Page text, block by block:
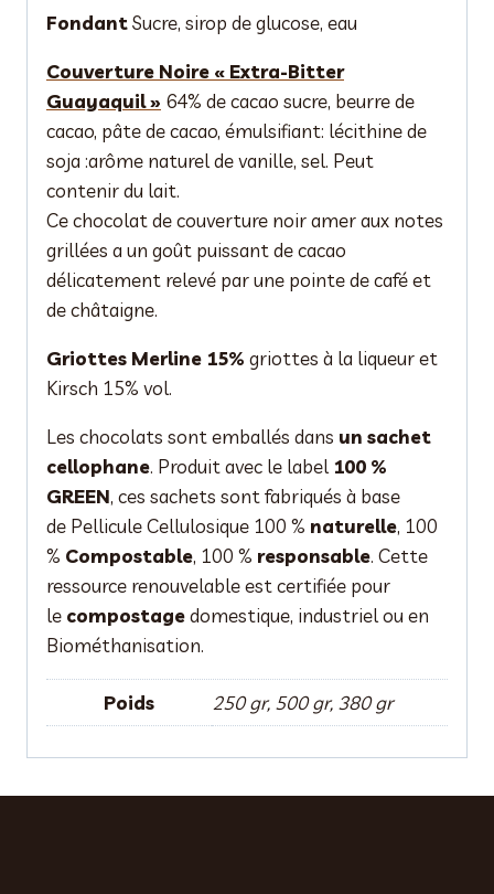
FondantSucre, sirop de glucose, eau
Couverture Noire « Extra-Bitter
Guayaquil » 64% de cacao sucre, beurre de
cacao, pâte de cacao, émulsifiant: lécithine de
soja :arôme naturel de vanille, sel. Peut
contenir du lait.
Ce chocolat de couverture noir amer aux notes
grillées a un goût puissant de cacao
délicatement relevé par une pointe de café et
de châtaigne.
Griottes Merline 15% griottes à la liqueur et
Kirsch 15% vol.
Les chocolats sont emballés dans un sachet
cellophane. Produit avec le label 100 %
GREEN, ces sachets sont fabriqués à base
de Pellicule Cellulosique 100 % naturelle, 100
% Compostable, 100 % responsable. Cette
ressource renouvelable est certifiée pour
le compostagedomestique, industriel ou en
Biométhanisation.
Poids 250 gr, 500 gr, 380 gr